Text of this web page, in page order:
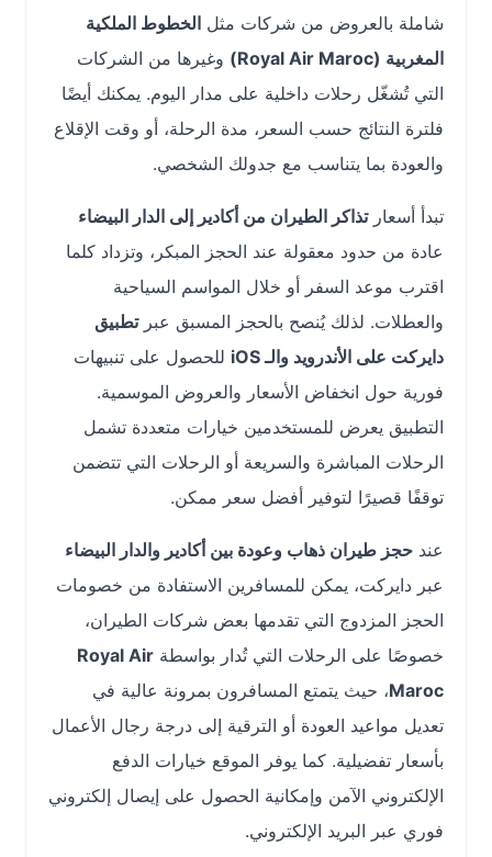
شاملة بالعروض من شركات مثلالخطوط الملكية
المغربية (Royal Air Maroc)
وغيرها من الشركات
التي تُشغّل رحلات داخلية على مدار اليوم. يمكنك أيضًا
فلترة النتائج حسب السعر، مدة الرحلة، أو وقت الإقلاع
والعودة بما يتناسب مع جدولك الشخصي.
تبدأ أسعارتذاكر الطيران من أكادير إلى الدار البيضاء
عادة من حدود معقولة عند الحجز المبكر، وتزداد كلما
اقترب موعد السفر أو خلال المواسم السياحية
والعطلات. لذلك يُنصح بالحجز المسبق عبرتطبيق
دايركت على الأندرويد والـ iOS
للحصول على تنبيهات
فورية حول انخفاض الأسعار والعروض الموسمية.
التطبيق يعرض للمستخدمين خيارات متعددة تشمل
الرحلات المباشرة والسريعة أو الرحلات التي تتضمن
توقفًا قصيرًا لتوفير أفضل سعر ممكن.
حجز طيران ذهاب وعودة بين أكادير والدار البيضاء
عبر دايركت، يمكن للمسافرين الاستفادة من خصومات
الحجز المزدوج التي تقدمها بعض شركات الطيران،
خصوصًا على الرحلات التي تُدار بواسطةRoyal Air
Maroc، حيث يتمتع المسافرون بمرونة عالية في
تعديل مواعيد العودة أو الترقية إلى درجة رجال الأعمال
بأسعار تفضيلية. كما يوفر الموقع خيارات الدفع
الإلكتروني الآمن وإمكانية الحصول على إيصال إلكتروني
فوري عبر البريد الإلكتروني.